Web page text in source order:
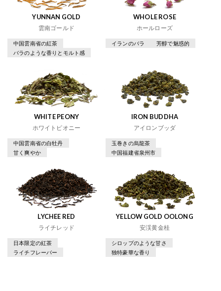
YUNNAN GOLD
雲南ゴールド
中国雲南省の紅茶
バラのような香りとモルト感
WHOLE ROSE
ホールローズ
イランのバラ 芳醇で魅惑的
WHITE PEONY
ホワイトピオニー
中国雲南省の白牡丹
甘く爽やか
IRON BUDDHA
アイロンブッダ
玉巻きの烏龍茶
中国福建省泉州市
LYCHEE RED
ライチレッド
日本限定の紅茶
ライチフレーバー
YELLOW GOLD OOLONG
安渓黄金桂
シロップのような甘さ
独特豪華な香り